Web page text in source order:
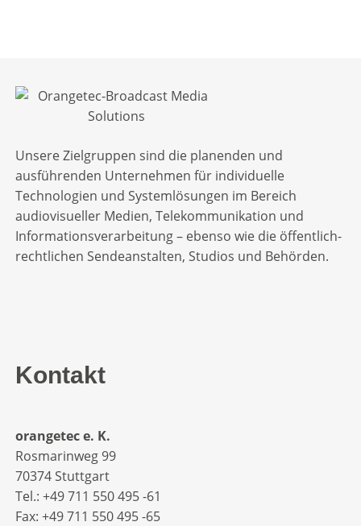
Unsere Zielgruppen sind die planenden und
ausführenden Unternehmen für individuelle
Technologien und Systemlösungen im Bereich
audiovisueller Medien, Telekommunikation und
Informationsverarbeitung – ebenso wie die öffentlich-
rechtlichen Sendeanstalten, Studios und Behörden.
Kontakt
orangetec e. K.
Rosmarinweg 99
70374 Stuttgart
Tel.: +49 711 550 495 -61‬
Fax: +49 711 550 495 -65‬